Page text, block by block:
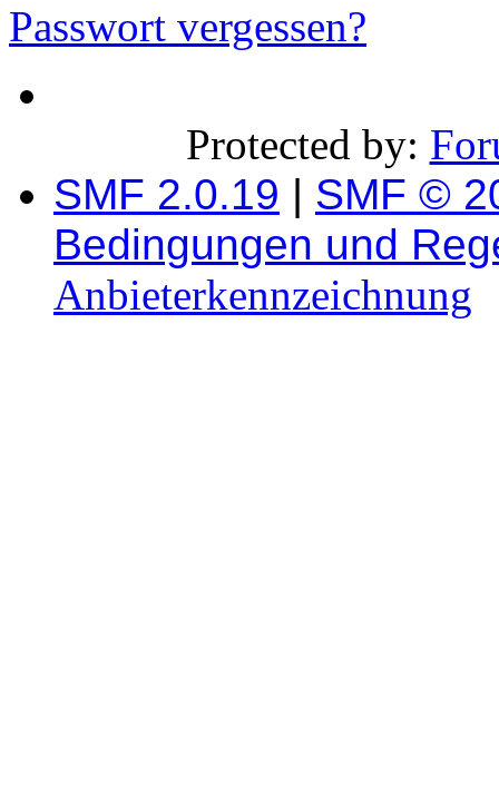
Passwort vergessen?
Protected by:
SMF 2.0.19 | SMF ©
Bedingungen und
Anbieterkennzeichnung